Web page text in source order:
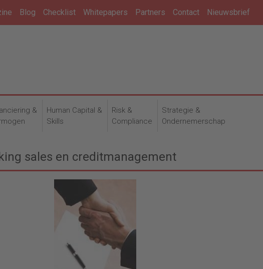
Blog Checklist Whitepapers Partners Contact Nieuwsbrief
&
Human Capital &
Skills
Risk &
Compliance
Strategie &
Ondernemerschap
sales en creditmanagement